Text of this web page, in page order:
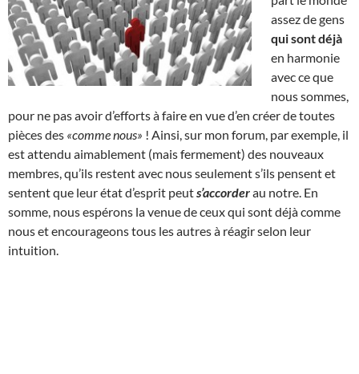
assez de gens
qui sont déjà
en harmonie
avec ce que
nous sommes,
pour ne pas avoir d’efforts à faire en vue d’en créer de toutes
pièces des «comme nous» ! Ainsi, sur mon forum, par exemple, il
est attendu aimablement (mais fermement) des nouveaux
membres, qu’ils restent avec nous seulement s’ils pensent et
sentent que leur état d’esprit peuts’accorderau notre. En
somme, nous espérons la venue de ceux qui sont déjà comme
nous et encourageons tous les autres à réagir selon leur
intuition.